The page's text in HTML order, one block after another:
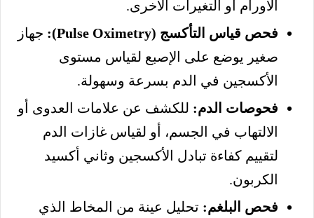
الأورام أو التغيرات الأخرى.
فحص قياس التأكسج (Pulse Oximetry):
جهاز
صغير يوضع على الإصبع لقياس مستوى
الأكسجين في الدم بسرعة وسهولة.
فحوصات الدم: للكشف عن علامات العدوى أو
الالتهاب في الجسم، أو لقياس غازات الدم
لتقييم كفاءة تبادل الأكسجين وثاني أكسيد
الكربون.
فحص البلغم: تحليل عينة من المخاط الذي